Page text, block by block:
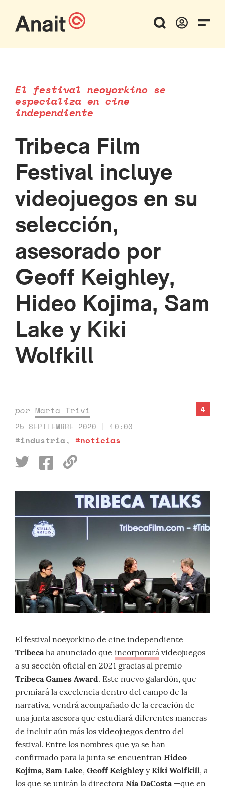
El festival neoyorkino se
especializa en cine
independiente
Tribeca Film
Festival incluye
videojuegos en su
selección,
asesorado por
Geoff Keighley,
Hideo Kojima, Sam
Lake y Kiki
Wolfkill
por Marta Trivi
25 SEPTIEMBRE 2020 | 10:00
#industria, #noticias
4
El festival noeyorkino de cine independiente
Tribecaha anunciado que incorporará videojuegos
a su sección oficial en 2021 gracias al premio
Tribeca Games Award. Este nuevo galardón, que
premiará la excelencia dentro del campo de la
narrativa, vendrá acompañado de la creación de
una junta asesora que estudiará diferentes maneras
de incluir aún más los videojuegos dentro del
festival. Entre los nombres que ya se han
confirmado para la junta se encuentran Hideo
Kojima, Sam Lake, Geoff Keighley yKiki Wolfkill, a
los que se unirán la directora Nia DaCosta—que en